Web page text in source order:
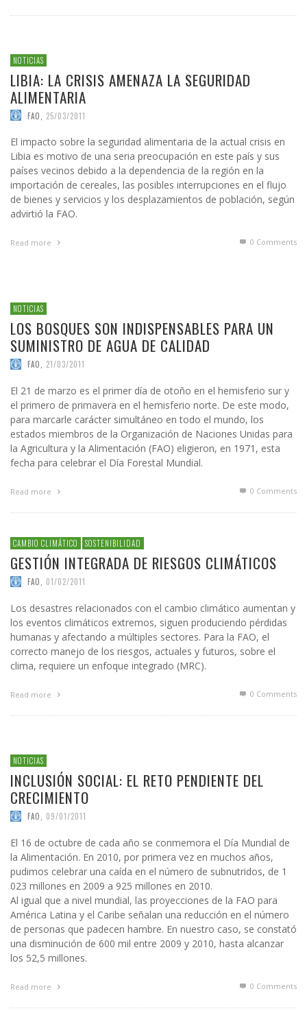
NOTICIAS
LIBIA: LA CRISIS AMENAZA LA SEGURIDAD
ALIMENTARIA
FAO 25/03/2011
El impacto sobre la seguridad alimentaria de la actual crisis en
Libia es motivo de una seria preocupación en este país y sus
países vecinos debido a la dependencia de la región en la
importación de cereales, las posibles interrupciones en el flujo
de bienes y servicios y los desplazamientos de población, según
advirtió la FAO.
Read more 0 Comments
NOTICIAS
LOS BOSQUES SON INDISPENSABLES PARA UN
SUMINISTRO DE AGUA DE CALIDAD
FAO, 21/03/2011
El 21 de marzo es el primer día de otoño en el hemisferio sur y
el primero de primavera en el hemisferio norte. De este modo,
para marcarle carácter simultáneo en todo el mundo, los
estados miembros de la Organización de Naciones Unidas para
la Agricultura y la Alimentación (FAO) eligieron, en 1971, esta
fecha para celebrar el Día Forestal Mundial.
Read more 0 Comments
CAMBIO CLIMÁTICO SOSTENIBILIDAD
GESTIÓN INTEGRADA DE RIESGOS CLIMÁTICOS
FAO 01/02/2011
Los desastres relacionados con el cambio climático aumentan y
los eventos climáticos extremos, siguen produciendo pérdidas
humanas y afectando a múltiples sectores. Para la FAO, el
correcto manejo de los riesgos, actuales y futuros, sobre el
clima, requiere un enfoque integrado (MRC).
Read more 0 Comments
NOTICIAS
INCLUSIÓN SOCIAL: EL RETO PENDIENTE DEL
CRECIMIENTO
FAO 09/01/2011
El 16 de octubre de cada año se conmemora el Día Mundial de
la Alimentación. En 2010, por primera vez en muchos años,
pudimos celebrar una caída en el número de subnutridos, de 1
023 millones en 2009 a 925 millones en 2010.
Al igual que a nivel mundial, las proyecciones de la FAO para
América Latina y el Caribe señalan una reducción en el número
de personas que padecen hambre. En nuestro caso, se constató
una disminución de 600 mil entre 2009 y 2010, hasta alcanzar
los 52,5 millones.
Read more 0 Comments